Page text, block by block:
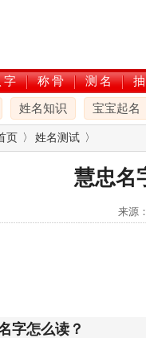
字 称骨 测名
姓名知识 宝宝起名
页 〉 姓名测试 〉
慧忠名
来源
字怎么读？